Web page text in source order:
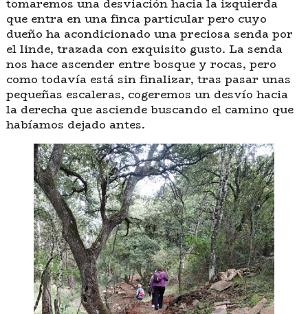
tomaremos una desviación hacia la izquierda
que entra en una finca particular pero cuyo
dueño ha acondicionado una preciosa senda por
el linde, trazada con exquisito gusto. La senda
nos hace ascender entre bosque y rocas, pero
como todavía está sin finalizar, tras pasar unas
pequeñas escaleras, cogeremos un desvío hacia
la derecha que asciende buscando el camino que
habíamos dejado antes.